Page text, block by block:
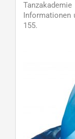
Informationen
155.